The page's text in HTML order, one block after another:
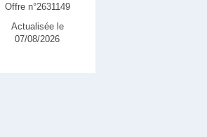
Offre n°2631149
Actualisée le
07/08/2026